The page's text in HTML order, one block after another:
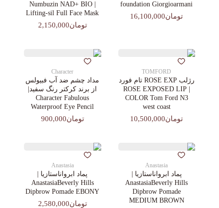
foundation Giorgioarmani
تومان16,100,000
| Numbuzin NAD+ BIO
Lifting-sil Full Face Mask
تومان2,150,000
TOMFORD
رژلب ROSE EXP تام فورد
| ROSE EXPOSED LIP
COLOR Tom Ford N3
west coast
تومان10,500,000
Character
مداد چشم ضد آب فبیولس
از برند کرکتر رنگ سفید|
Character Fabulous
Waterproof Eye Pencil
تومان900,000
Anastasia
پماد ابرواناستازیا |
AnastasiaBeverly Hills
Dipbrow Pomade
MEDIUM BROWN
Anastasia
پماد ابرواناستازیا |
AnastasiaBeverly Hills
Dipbrow Pomade EBONY
تومان2,580,000